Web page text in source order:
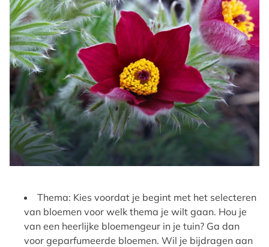
Thema: Kies voordat je begint met het selecteren
van bloemen voor welk thema je wilt gaan. Hou je
van een heerlijke bloemengeur in je tuin? Ga dan
voor geparfumeerde bloemen. Wil je bijdragen aan